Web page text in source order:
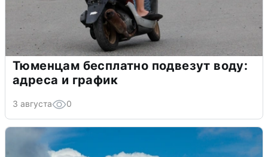
Тюменцам бесплатно подвезут воду:
адреса и график
3 августа 0